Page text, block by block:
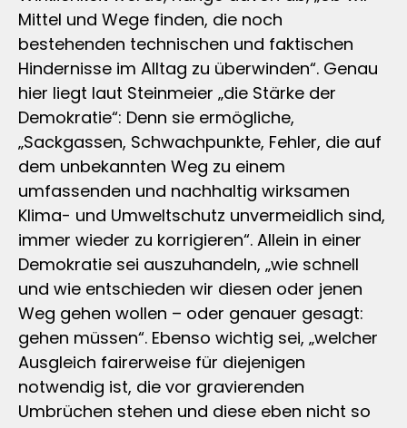
Mittel und Wege finden, die noch
bestehenden technischen und faktischen
Hindernisse im Alltag zu überwinden“. Genau
hier liegt laut Steinmeier „die Stärke der
Demokratie“: Denn sie ermögliche,
„Sackgassen, Schwachpunkte, Fehler, die auf
dem unbekannten Weg zu einem
umfassenden und nachhaltig wirksamen
Klima- und Umweltschutz unvermeidlich sind,
immer wieder zu korrigieren“. Allein in einer
Demokratie sei auszuhandeln, „wie schnell
und wie entschieden wir diesen oder jenen
Weg gehen wollen – oder genauer gesagt:
gehen müssen“. Ebenso wichtig sei, „welcher
Ausgleich fairerweise für diejenigen
notwendig ist, die vor gravierenden
Umbrüchen stehen und diese eben nicht so